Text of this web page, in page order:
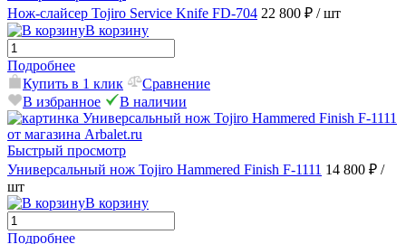
Нож-слайсер Tojiro Service Knife FD-704 22 800 ₽ / шт
В корзину
Подробнее
Купить в 1 клик
Сравнение
В избранное
В наличии
Быстрый просмотр
Универсальный нож Tojiro Hammered Finish F-1111 14 800 ₽ /
шт
В корзину
Подробнее